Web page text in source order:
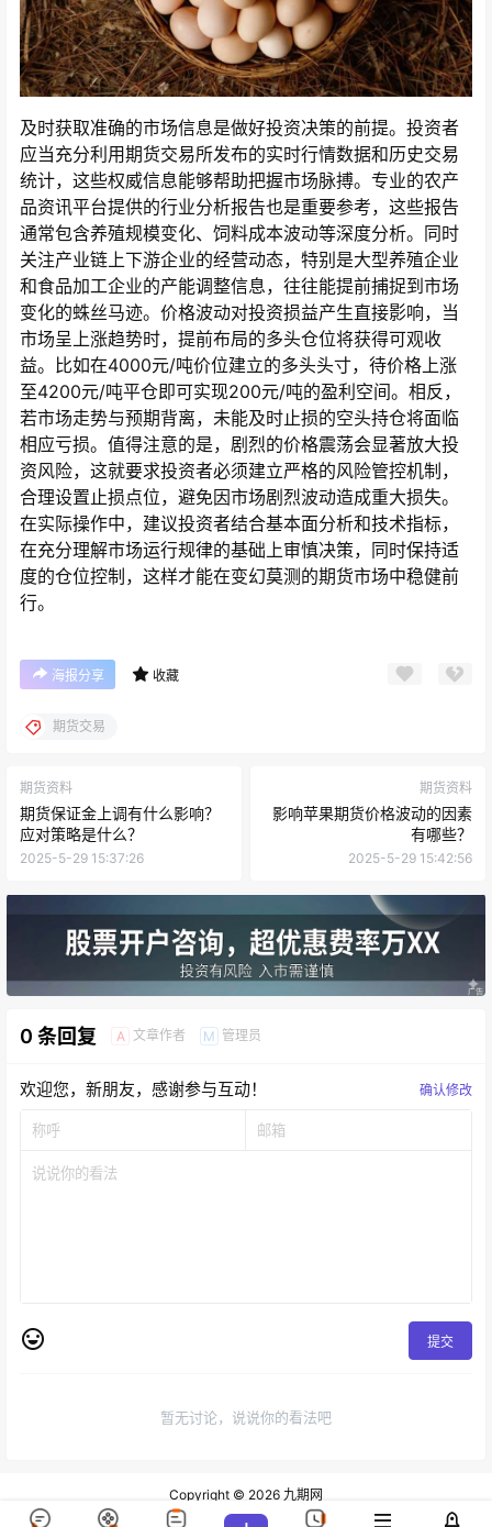
及时获取准确的市场信息是做好投资决策的前提。投资者
应当充分利用期货交易所发布的实时行情数据和历史交易
统计，这些权威信息能够帮助把握市场脉搏。专业的农产
品资讯平台提供的行业分析报告也是重要参考，这些报告
通常包含养殖规模变化、饲料成本波动等深度分析。同时
关注产业链上下游企业的经营动态，特别是大型养殖企业
和食品加工企业的产能调整信息，往往能提前捕捉到市场
变化的蛛丝马迹。价格波动对投资损益产生直接影响，当
市场呈上涨趋势时，提前布局的多头仓位将获得可观收
益。比如在4000元/吨价位建立的多头头寸，待价格上涨
至4200元/吨平仓即可实现200元/吨的盈利空间。相反，
若市场走势与预期背离，未能及时止损的空头持仓将面临
相应亏损。值得注意的是，剧烈的价格震荡会显著放大投
资风险，这就要求投资者必须建立严格的风险管控机制，
合理设置止损点位，避免因市场剧烈波动造成重大损失。
在实际操作中，建议投资者结合基本面分析和技术指标，
在充分理解市场运行规律的基础上审慎决策，同时保持适
度的仓位控制，这样才能在变幻莫测的期货市场中稳健前
行。
海报分享 收藏
期货交易
期货资料
期货保证金上调有什么影响？
应对策略是什么？
2025-5-29 15:37:26
期货资料
影响苹果期货价格波动的因素
有哪些？
2025-5-29 15:42:56
0 条回复 A 文章作者 M 管理员
欢迎您，新朋友，感谢参与互动！ 确认修改
提交
暂无讨论，说说你的看法吧
Copyright © 2026 九期网